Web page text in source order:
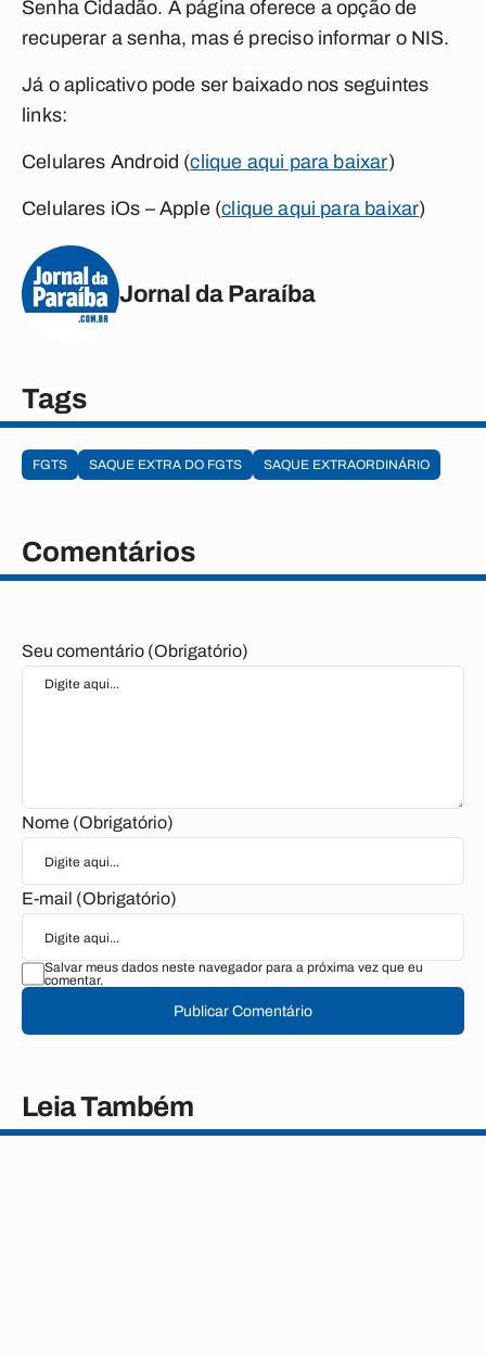
Senha Cidadão. A página oferece a opção de
recuperar a senha, mas é preciso informar o NIS.
Já o aplicativo pode ser baixado nos seguintes
links:
Celulares Android (clique aqui para baixar)
Celulares iOs – Apple (clique aqui para baixar)
Jornal da Paraíba
Tags
FGTS SAQUE EXTRA DO FGTS SAQUE EXTRAORDINÁRIO
Comentários
Seu comentário (Obrigatório)
Nome (Obrigatório)
E-mail (Obrigatório)
Salvar meus dados neste navegador para a próxima vez que eu
comentar.
Publicar Comentário
Leia Também